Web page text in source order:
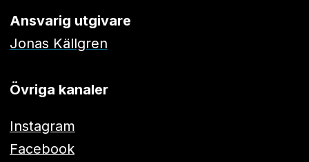
Ansvarig utgivare
Jonas Källgren
Övriga kanaler
Instagram
Facebook